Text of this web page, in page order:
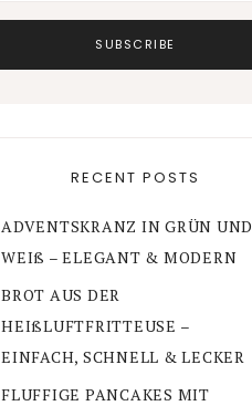
RECENT POSTS
ADVENTSKRANZ IN GRÜN UND
WEIß – ELEGANT & MODERN
BROT AUS DER
HEIßLUFTFRITTEUSE –
EINFACH, SCHNELL & LECKER
FLUFFIGE PANCAKES MIT